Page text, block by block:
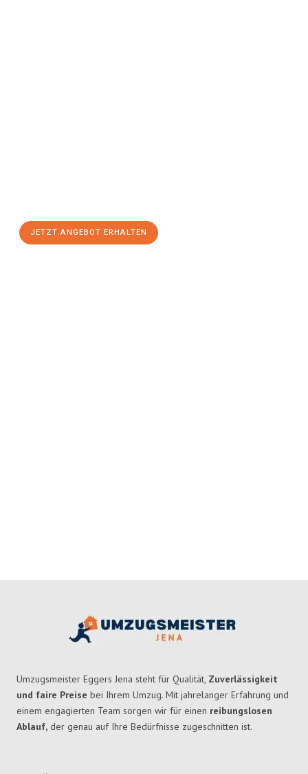
JETZT ANGEBOT ERHALTEN
Umzugsmeister Eggers Jena steht für Qualität, Zuverlässigkeit
und faire Preise bei Ihrem Umzug. Mit jahrelanger Erfahrung und
einem engagierten Team sorgen wir für einen reibungslosen
Ablauf, der genau auf Ihre Bedürfnisse zugeschnitten ist.